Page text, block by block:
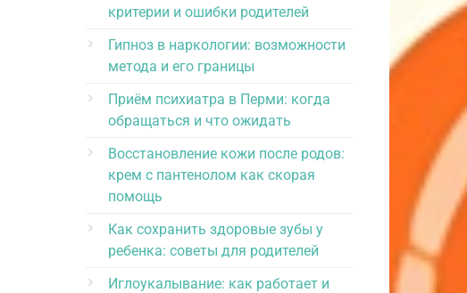
критерии и ошибки родителей
Гипноз в наркологии: возможности
метода и его границы
Приём психиатра в Перми: когда
обращаться и что ожидать
Восстановление кожи после родов:
крем с пантенолом как скорая
помощь
Как сохранить здоровые зубы у
ребенка: советы для родителей
Иглоукалывание: как работает и